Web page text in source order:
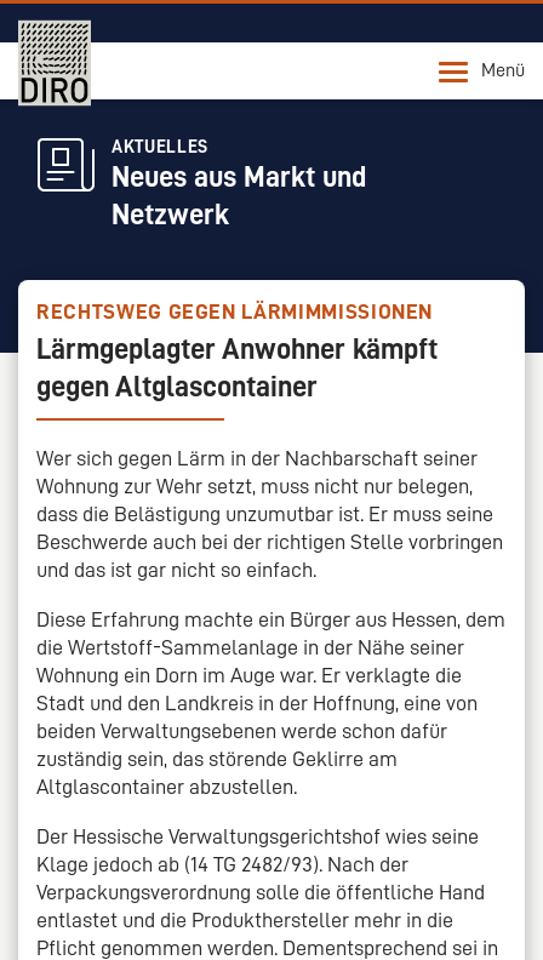
Menü
AKTUELLES
Neues aus Markt und
Netzwerk
RECHTSWEG GEGEN LÄRMIMMISSIONEN
Lärmgeplagter Anwohner kämpft
gegen Altglascontainer
Wer sich gegen Lärm in der Nachbarschaft seiner
Wohnung zur Wehr setzt, muss nicht nur belegen,
dass die Belästigung unzumutbar ist. Er muss seine
Beschwerde auch bei der richtigen Stelle vorbringen
und das ist gar nicht so einfach.
Diese Erfahrung machte ein Bürger aus Hessen, dem
die Wertstoff-Sammelanlage in der Nähe seiner
Wohnung ein Dorn im Auge war. Er verklagte die
Stadt und den Landkreis in der Hoffnung, eine von
beiden Verwaltungsebenen werde schon dafür
zuständig sein, das störende Geklirre am
Altglascontainer abzustellen.
Der Hessische Verwaltungsgerichtshof wies seine
Klage jedoch ab (14 TG 2482/93). Nach der
Verpackungsverordnung solle die öffentliche Hand
entlastet und die Produkthersteller mehr in die
Pflicht genommen werden. Dementsprechend sei in